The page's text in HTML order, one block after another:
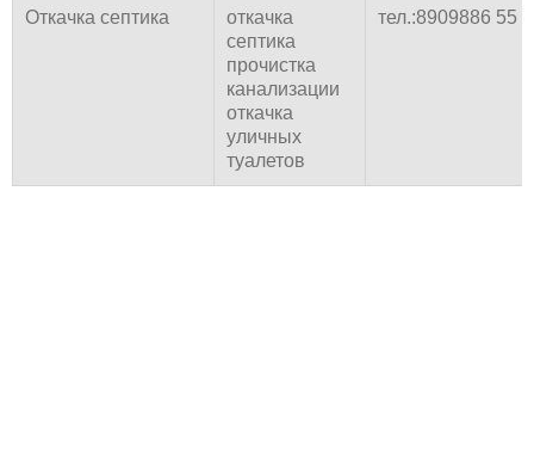
Откачка септика
откачка
септика
прочистка
канализации
откачка
уличных
туалетов
тел.:8909886 55